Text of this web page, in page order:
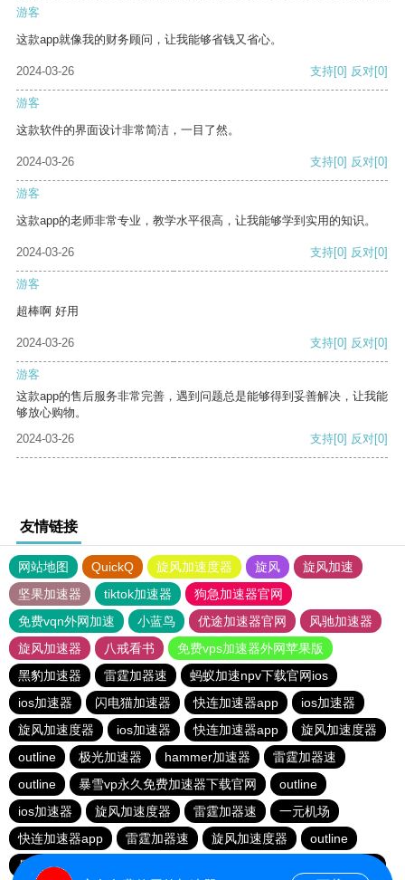
游客
这款app就像我的财务顾问，让我能够省钱又省心。
2024-03-26 支持[0] 反对[0]
游客
这款软件的界面设计非常简洁，一目了然。
2024-03-26 支持[0] 反对[0]
游客
这款app的老师非常专业，教学水平很高，让我能够学到实用的知识。
2024-03-26 支持[0] 反对[0]
游客
超棒啊 好用
2024-03-26 支持[0] 反对[0]
游客
这款app的售后服务非常完善，遇到问题总是能够得到妥善解决，让我能
够放心购物。
2024-03-26
支持[0] 反对[0]
友情链接
网站地图 QuickQ 旋风加速度器 旋风
旋风加速
坚果加速器
tiktok加速器
狗急加速器官网
免费vqn外网加速
小蓝鸟 优途加速器官网
风驰加速器
旋风加速器
八戒看书
免费vps加速器外网苹果版
黑豹加速器
雷霆加器速
蚂蚁加速npv下载官网ios
ios加速器
闪电猫加速器 快连加速器app
ios加速器
旋风加速度器
ios加速器 快连加速器app
旋风加速度器
outline
极光加速器 hammer加速器
雷霆加器速
outline
暴雪vp永久免费加速器下载官网
outline
ios加速器
旋风加速度器 雷霆加器速
一元机场
快连加速器app
雷霆加器速 旋风加速度器
outline
暴雪vp永久免费加速器下载官网